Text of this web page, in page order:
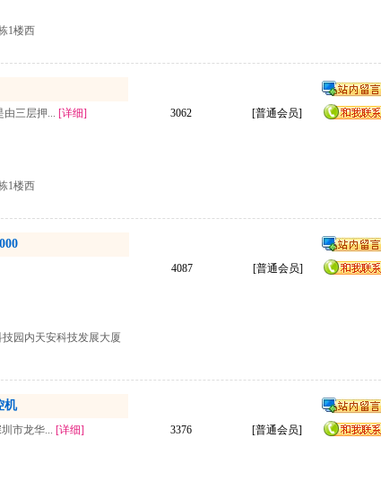
1楼西
由三层押... [详细] 3062
[普通会员]
1楼西
4087
[普通会员]
园内天安科技发展大厦
机
市龙华... [详细] 3376
[普通会员]